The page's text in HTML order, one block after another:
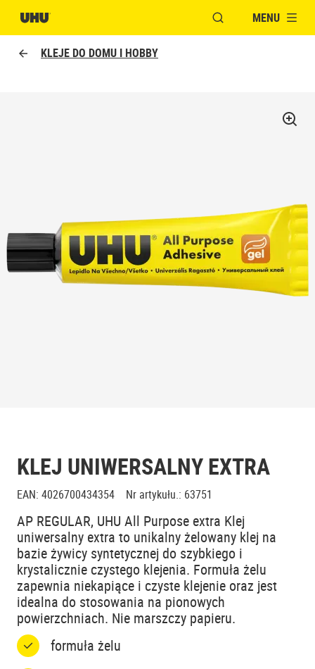
OTWÓRZ OKNO
MENU
KLEJE DO DOMU I HOBBY
KLEJ UNIWERSALNY EXTRA
EAN: 4026700434354 Nr artykułu.: 63751
AP REGULAR, UHU All Purpose extra Klej
uniwersalny extra to unikalny żelowany klej na
bazie żywicy syntetycznej do szybkiego i
krystalicznie czystego klejenia. Formuła żelu
zapewnia niekapiące i czyste klejenie oraz jest
idealna do stosowania na pionowych
powierzchniach. Nie marszczy papieru.
formuła żelu